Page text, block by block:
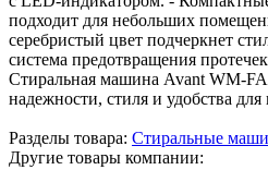
подходит для небольших
серебристый цвет подчеркнет
система предотвращения
Стиральная машина Avant WM-
надежности, стиля и удобства
Разделы товара: Стиральные
Другие товары компании: